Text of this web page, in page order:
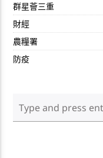
群星薈三重
財經
農糧署
防疫